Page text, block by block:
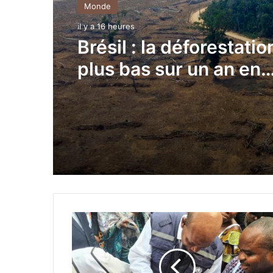
Monde
il y a 16 heures
Brésil : la
plus bas sur un an en
Amazonie
Monde
il y a 16 heures
Espagne : 57
saisie de 10,5 tonnes
drogue en
Maroc
M
x
: